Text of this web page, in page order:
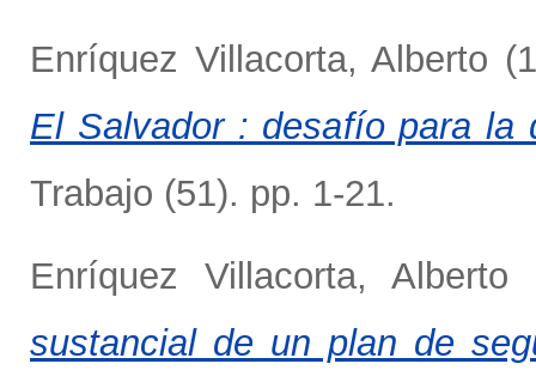
Enríquez Villacorta, Alberto
El Salvador : desafío para la
Trabajo (51). pp. 1-21.
Enríquez Villacorta, Alberto
sustancial de un plan de